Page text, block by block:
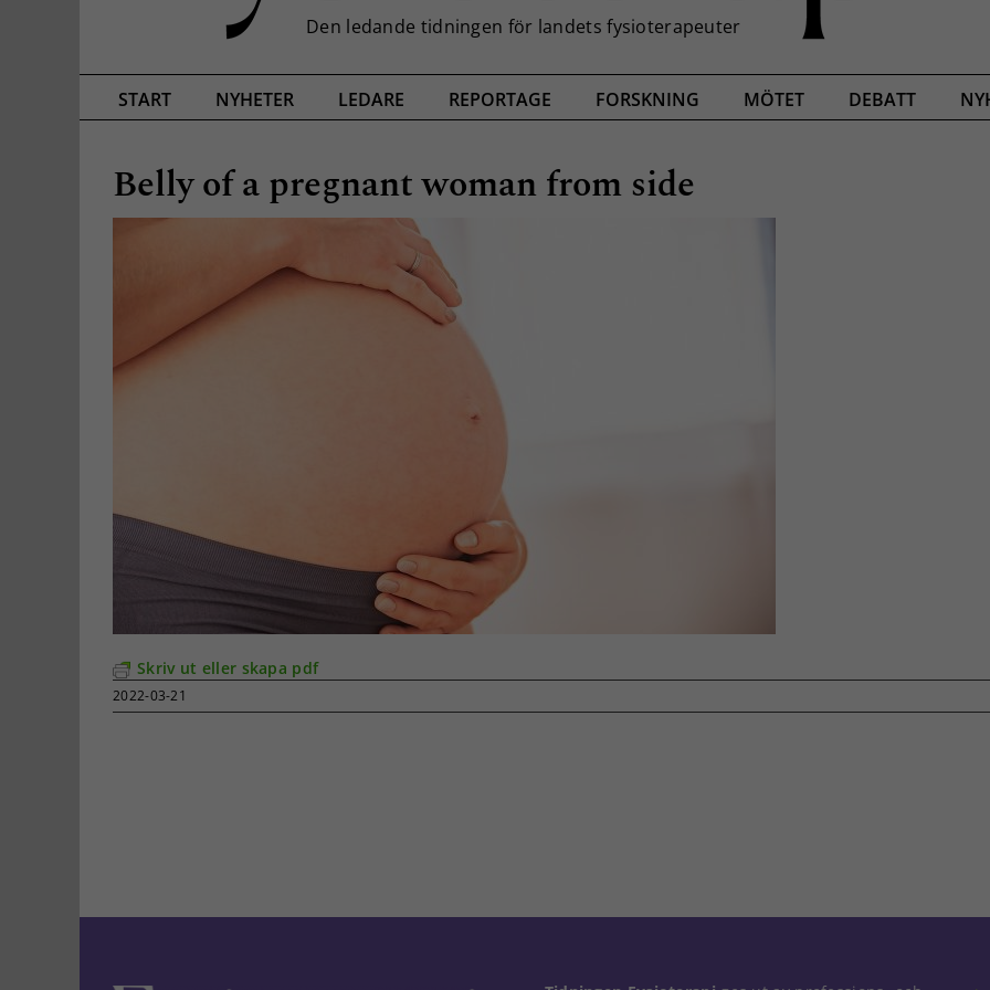
START NYHETER LEDARE REPORTAGE FORSKNING MÖTET DEBATT
Belly of a pregnant woman from side
Skriv ut eller skapa pdf
2022-03-21